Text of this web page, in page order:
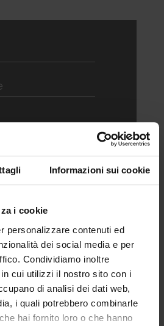
Informazioni sui cookie
i cookie
personalizzare contenuti ed
dei social media e per
Condividiamo inoltre
cui utilizzi il nostro sito con i
di analisi dei dati web,
i quali potrebbero combinarle
hai fornito loro o che hanno
al trattamento dei miei
e ricontatto, come
nella Privacy Policy